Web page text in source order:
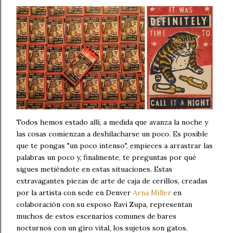
Todos hemos estado allí, a medida que avanza la noche y
las cosas comienzan a deshilacharse un poco. Es posible
que te pongas "un poco intenso", empieces a arrastrar las
palabras un poco y, finalmente, te preguntas por qué
sigues metiéndote en estas situaciones. Estas
extravagantes piezas de arte de caja de cerillos, creadas
por la artista con sede en Denver Arna Miller en
colaboración con su esposo Ravi Zupa, representan
muchos de estos escenarios comunes de bares
nocturnos con un giro vital, los sujetos son gatos.